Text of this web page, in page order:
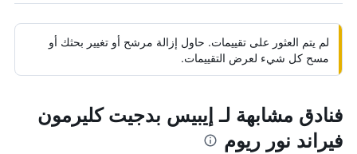
لم يتم العثور على تقييمات. حاول إزالة مرشح أو تغيير بحثك أو
مسح كل شيء لعرض التقييمات.
فنادق مشابهة لـ إيبيس بدجيت كليرمون
فيراند نور ريوم